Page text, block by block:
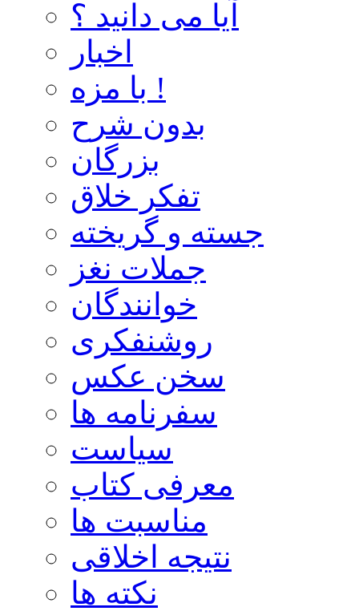
آیا می دانید ؟
اخبار
با مزه !
بدون شرح
بزرگان
تفکر خلاق
جسته و گریخته
جملات نغز
خوانندگان
روشنفکری
سخن عکس
سفرنامه ها
سیاست
معرفی کتاب
مناسبت ها
نتیجه اخلاقی
نکته ها